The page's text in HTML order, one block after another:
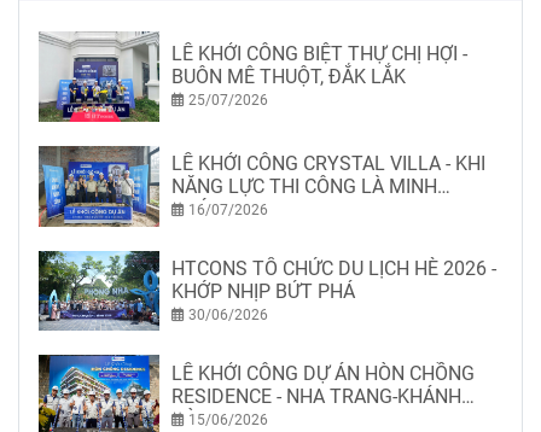
LỄ KHỞI CÔNG BIỆT THỰ CHỊ HỢI -
BUÔN MÊ THUỘT, ĐẮK LẮK
25/07/2026
LỄ KHỞI CÔNG CRYSTAL VILLA - KHI
NĂNG LỰC THI CÔNG LÀ MINH
CHỨNG
16/07/2026
HTCONS TỔ CHỨC DU LỊCH HÈ 2026 -
KHỚP NHỊP BỨT PHÁ
30/06/2026
LỄ KHỞI CÔNG DỰ ÁN HÒN CHỒNG
RESIDENCE - NHA TRANG-KHÁNH
HÒA15/06/2026